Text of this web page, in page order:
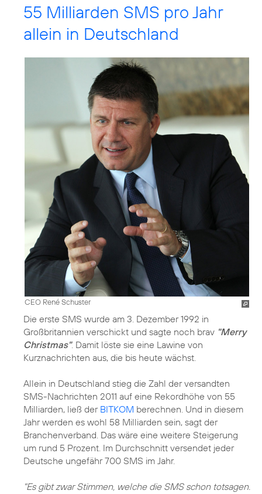
55 Milliarden SMS pro Jahr
allein in Deutschland
CEO René Schuster
Die erste SMS wurde am 3. Dezember 1992 in
Großbritannien verschickt und sagte noch brav "Merry
Christmas". Damit löste sie eine Lawine von
Kurznachrichten aus, die bis heute wächst.
Allein in Deutschland stieg die Zahl der versandten
SMS-Nachrichten 2011 auf eine Rekordhöhe von 55
Milliarden, ließ der BITKOM berechnen. Und in diesem
Jahr werden es wohl 58 Milliarden sein, sagt der
Branchenverband. Das wäre eine weitere Steigerung
um rund 5 Prozent. Im Durchschnitt versendet jeder
Deutsche ungefähr 700 SMS im Jahr.
"Es gibt zwar Stimmen, welche die SMS schon totsagen.